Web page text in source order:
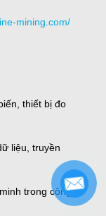
mining.com/
thiết bị đo
liệu, truyền
trong công